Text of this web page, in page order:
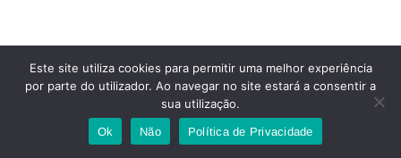
Este site utiliza cookies para permitir uma melhor experiência
por parte do utilizador. Ao navegar no site estará a consentir a
sua utilização.
Ok Não Política de Privacidade